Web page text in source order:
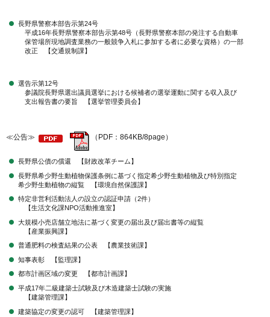
長野県警察本部告示第24号
平成16年長野県警察本部告示第48号（長野県警察本部の発注する自動車
保管場所現地調査業務の一般競争入札に参加する者に必要な資格）の一部
改正 【交通規制課】
選告示第12号
参議院長野県選出議員選挙における候補者の選挙運動に関する収入及び
支出報告書の要旨 【選挙管理委員会】
≪公告≫ （PDF：864KB/8page）
長野県公債の償還 【財政改革チーム】
長野県希少野生動植物保護条例に基づく指定希少野生動植物及び特別指定
希少野生動植物の縦覧 【環境自然保護課】
特定非営利活動法人の設立の認証申請（2件）
【生活文化課NPO活動推進室】
大規模小売店舗立地法に基づく変更の届出及び届出書等の縦覧
【産業振興課】
普通肥料の検査結果の公表 【農業技術課】
知事表彰 【監理課】
都市計画区域の変更 【都市計画課】
平成17年二級建築士試験及び木造建築士試験の実施
【建築管理課】
建築協定の変更の認可 【建築管理課】